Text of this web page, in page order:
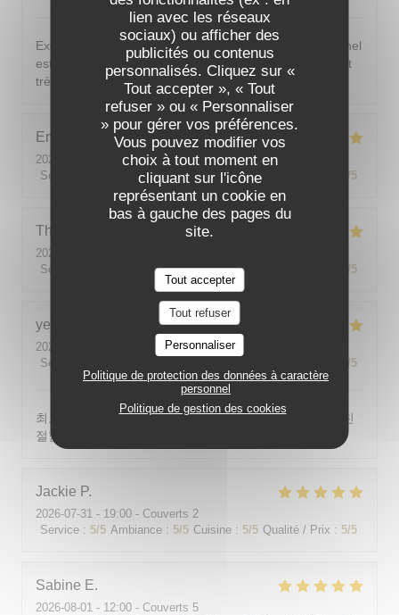
lien avec les réseaux
sociaux) ou afficher des
publicités ou contenus
personnalisés. Cliquez sur «
Tout accepter », « Tout
refuser » ou « Personnaliser
» pour gérer vos préférences.
Vous pouvez modifier vos
choix à tout moment en
cliquant sur l'icône
représentant un cookie en
bas à gauche des pages du
site.
Tout accepter
Tout refuser
Personnaliser
Politique de protection des données à caractère
personnel
Politique de gestion des cookies
Excellent ! Tout est délicieux, bien présentés, le personnel
est vraiment au top : accueillant, souriant, attentionné et
très professionnel. Je recommande sans hésiter !
Emilie
2026-08-05
- 20:30 - Couverts 2
Service
Ambiance: 5/5 Cuisine: 5/5 /5
Theo
2026-08-01
Service
Ambiance: 5/5 Cuisine: 5 /5
yeonghun
2026-08-03
- 19:00 - Couverts 4
Service
/5
최고의 분위기, 최고의 맛, 프랑스어가 서툴지만 서버가 친
절함
Jackie P
2026-07-31 - 19:00 - Couverts 2
Service : 5/5 Ambiance : 5/5 Cuisine : 5/5 Qualité / Prix : 5/5
Sabine E
2026-08-01 - 12:00 - Couverts 5